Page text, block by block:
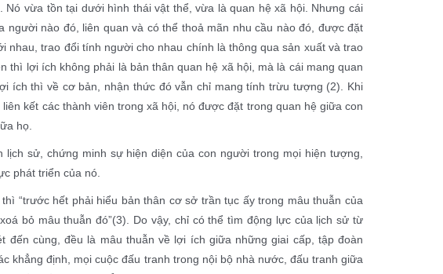
vừa tồn tại dưới hình thái vật thể, vừa là quan hệ xã hội. Nhưng cái
nào đó, liên quan và có thể thoả mãn nhu cầu nào đó, được đặt
trao đổi tính người cho nhau chính là thông qua sản xuất và trao
thì lợi ích không phải là bản thân quan hệ xã hội, mà là cái mang quan
ích thì về cơ bản, nhận thức đó vẫn chỉ mang tính trừu tượng (2). Khi
kết các thành viên trong xã hội, nó được đặt trong quan hệ giữa con
họ.
sử, chứng minh sự hiện diện của con người trong mọi hiện tượng,
phát triển của nó.
“trước hết phải hiểu bản thân cơ sở trần tục ấy trong mâu thuẫn của
bỏ mâu thuẫn đó”(3). Do vậy, chỉ có thể tìm động lực của lịch sử từ
đến cùng, đều là mâu thuẫn về lợi ích giữa những giai cấp, tập đoàn
khẳng định, mọi cuộc đấu tranh trong nội bộ nhà nước, đấu tranh giữa